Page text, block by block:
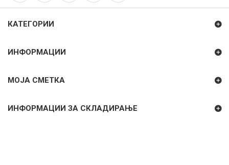
КАТЕГОРИИ
ИНФОРМАЦИИ
МОЈА СМЕТКА
ИНФОРМАЦИИ ЗА СКЛАДИРАЊЕ